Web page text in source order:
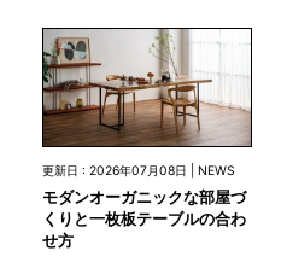
更新日 : 2026年07月08日 | NEWS
モダンオーガニックな部屋づ
くりと一枚板テーブルの合わ
せ方